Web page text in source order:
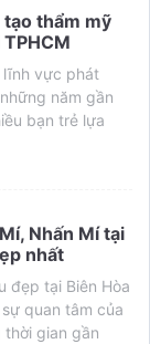
tạo thẩm mỹ
lĩnh vực phát
năm gần
bạn trẻ lựa
Nhấn Mí tại
nhất
đẹp tại Biên Hòa
quan tâm của
gian gần